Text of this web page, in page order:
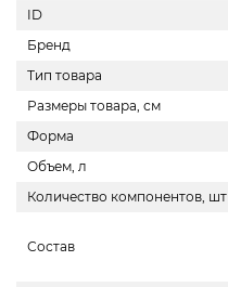
ID
Бренд
Тип товара
Размеры товара, см
Форма
Объем, л
Количество компонентов, шт
Состав